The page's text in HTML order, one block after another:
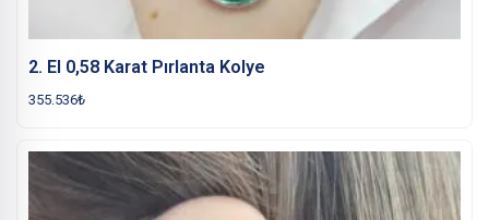
2. El 0,58 Karat Pırlanta Kolye
355.536₺